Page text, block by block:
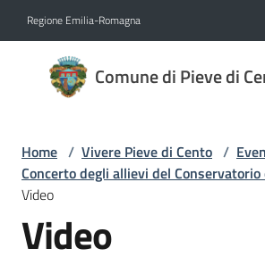
Regione Emilia-Romagna
Comune di Pieve di
Comune
di Pieve
Amministrazione
Novità
Home / Vivere Pieve di Cento /
Concerto degli allievi del
Video
Video